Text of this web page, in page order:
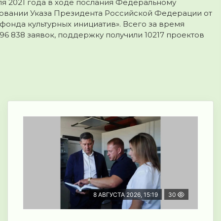
2021 года в ходе послания Федеральному
Указа Президента Российской Федерации от
культурных инициатив». Всего за время
838 заявок, поддержку получили 10217 проектов
8 АВГУСТА 2026, 15:19 30